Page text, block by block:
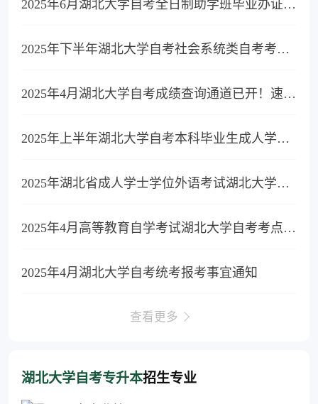
2025年6月湖北大学自考全日制助学班毕业办证通知
2025年下半年湖北大学自考社会系统类自考考生报考毕业考核（论文）通知
2025年4月湖北大学自考成绩查询通道已开！速查成绩！
2025年上半年湖北大学自考本科毕业生成人学士学位申报工作通知
2025年湖北省成人学士学位外语考试湖北大学考生成绩查询、复核通知
2025年4月高等教育自学考试湖北大学自考考点赴考通告
2025年4月湖北大学自考统考报考事宜通知
查看更多
湖北大学自考专升本招生专业